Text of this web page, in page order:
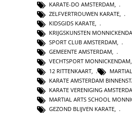
KARATE-DO AMSTERDAM,
ZELFVERTROUWEN KARATE,
KIDSGIDS KARATE,
KRIJGSKUNSTEN
SPORT CLUB AMSTERDAM,
GEMEENTE AMSTERDAM,
VECHTSPORT MONNICKENDAM,
12 RITTENKAART
KARATE AMSTERDAM
KARATE VERENIGING
MARTIAL ARTS SCHOOL
GEZOND BLIJVEN KARATE